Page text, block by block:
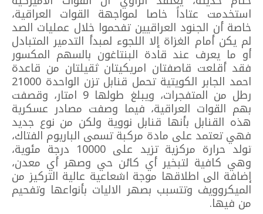
استخدمت عتاداً خاصا لمواجهة القوات العراقية،
خاصة أن الجنود العراقيين تفحموا خلال عمليات الصد
لم يكن أمام الغزاة إلا اللجوء لمبدأ التدمير المتبادل
أو ما يعرف عند قادة البنتاغون بالسهم المكسور
فقد أقلعت قاصفتان امريكيتان ثقيلتان من قاعدة
احمد الجابر الكويتية تحمل قنابل تزن الواحدة 21000
رطل من المتفجرات، ويبلغ طولها 9 امتار، وقصفت
بهم القوات العراقية، فيما وصفت مصادر عسكرية
هذه القنابل بأنها قنابل نووية ولكن من نوع جديد
فهي تعتمد على مادة مركبة تسمى الباريوم الفتاك،
تولد حرارة مركزية تزيد على 10000 درجة مئوية،
وهي كافية لتبخير أي كائن حي وصهر أي معدن،
إضافة الى اطلاقها موجة اشعاعية عالية التركيز من
الميكروويف وتتسبب بصهر الاليات بأنواعها وتفحيم
من فيها.